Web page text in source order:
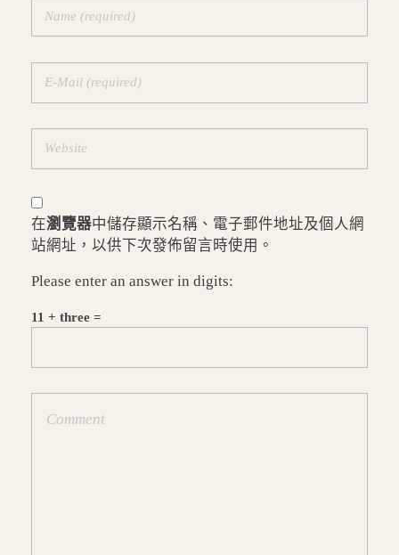
在瀏覽器中儲存顯示名稱、電子郵件地址及個人網
站網址，以供下次發佈留言時使用。
Please enter an answer in digits:
11 + three =